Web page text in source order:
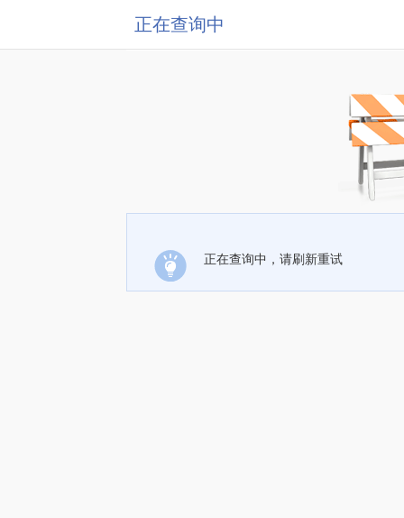
正在查询中
正在查询中，请刷新重试